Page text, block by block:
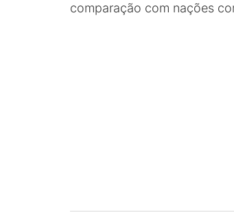
comparação com nações